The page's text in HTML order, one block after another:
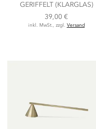
GERIFFELT (KLARGLAS)
39,00 €
inkl. MwSt., zzgl. Versand